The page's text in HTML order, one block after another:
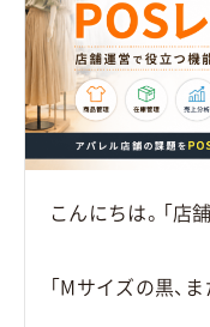
こんにちは。「店
「Mサイズの黒、